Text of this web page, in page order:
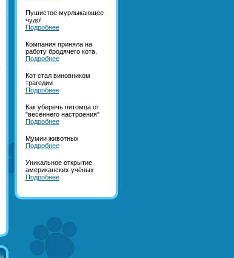
Пушистое мурлыкающее
чудо!
Подробнее
Компания приняла на
работу бродячего кота.
Подробнее
Кот стал виновником
трагедии
Подробнее
Как уберечь питомца от
"весеннего настроения"
Подробнее
Мумии животных
Подробнее
Уникальное открытие
американских учёных
Подробнее